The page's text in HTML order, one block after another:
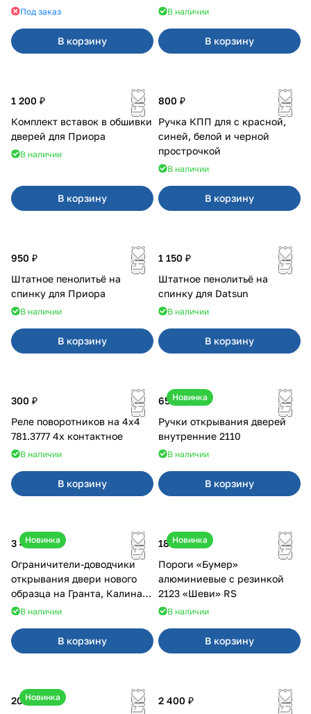
Под заказ
В корзину
В наличии
В корзину
1 200 ₽
Комплект вставок в обшивки
дверей для Приора
В наличии
В корзину
800 ₽
Ручка КПП для с красной,
синей, белой и черной
прострочкой
В наличии
В корзину
950 ₽
Штатное пенолитьё на
спинку для Приора
В наличии
В корзину
1 150 ₽
Штатное пенолитьё на
спинку для Datsun
В наличии
В корзину
300 ₽
Реле поворотников на 4х4
781.3777 4х контактное
В наличии
В корзину
Новинка
650 ₽
Ручки открывания дверей
внутренние 2110
В наличии
В корзину
Новинка
3 400 ₽
Ограничители-доводчики
открывания двери нового
образца на Гранта, Калина 2,
Урбан
В наличии
В корзину
Новинка
18 000 ₽
Пороги «Бумер»
алюминиевые с резинкой
2123 «Шеви» RS
В наличии
В корзину
Новинка
20 ₽
2 400 ₽